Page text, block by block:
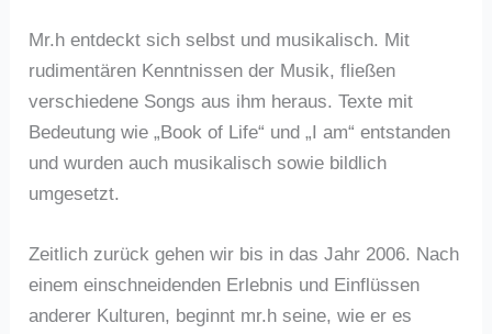
Mr.h entdeckt sich selbst und musikalisch. Mit
rudimentären Kenntnissen der Musik, fließen
verschiedene Songs aus ihm heraus. Texte mit
Bedeutung wie „Book of Life“ und „I am“ entstanden
und wurden auch musikalisch sowie bildlich
umgesetzt.
Zeitlich zurück gehen wir bis in das Jahr 2006. Nach
einem einschneidenden Erlebnis und Einflüssen
anderer Kulturen, beginnt mr.h seine, wie er es